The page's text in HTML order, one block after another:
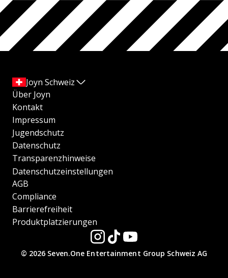
Joyn Schweiz
Über Joyn
Kontakt
Impressum
Jugendschutz
Datenschutz
Transparenzhinweise
Datenschutzeinstellungen
AGB
Compliance
Barrierefreiheit
Produktplatzierungen
© 2026 Seven.One Entertainment Group Schweiz AG